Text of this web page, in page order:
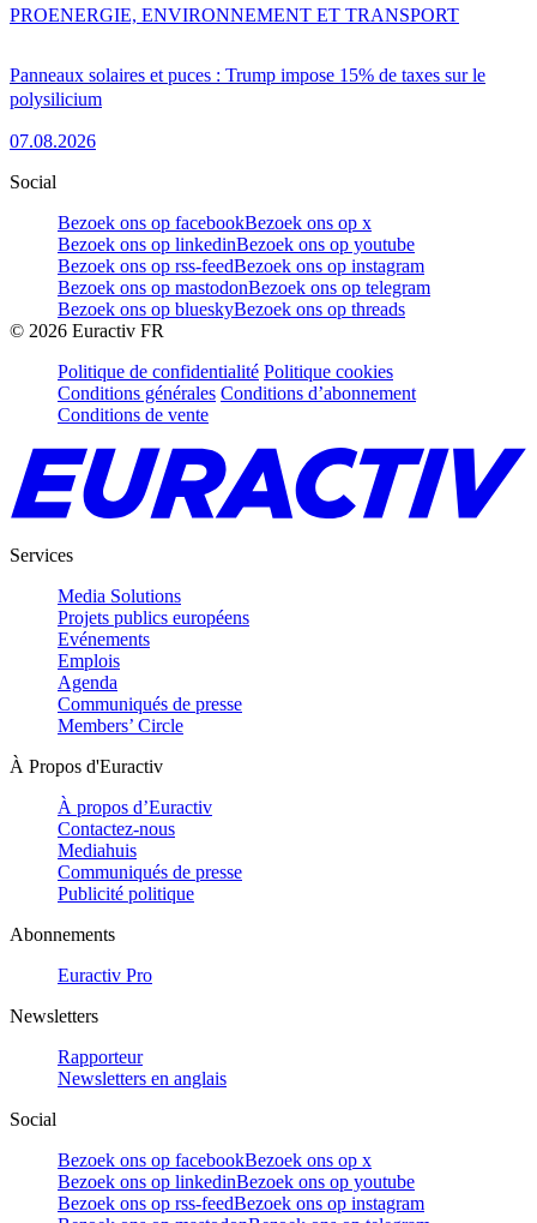
Panneaux solaires et puces : Trump impose 15% de taxes sur le
polysilicium
07.08.2026
PROENERGIE, ENVIRONNEMENT ET TRANSPORT
Social
Bezoek ons op facebookBezoek ons op x
Bezoek ons op linkedinBezoek ons op youtube
Bezoek ons op rss-feedBezoek ons op instagram
Bezoek ons op mastodonBezoek ons op telegram
Bezoek ons op blueskyBezoek ons op threads
© 2026 Euractiv FR
Politique de confidentialité Politique cookies
Conditions générales Conditions d’abonnement
Conditions de vente
Services
Media Solutions
Projets publics européens
Evénements
Emplois
Agenda
Communiqués de presse
Members’ Circle
À Propos d'Euractiv
À propos d’Euractiv
Contactez-nous
Mediahuis
Communiqués de presse
Publicité politique
Abonnements
Euractiv Pro
Newsletters
Rapporteur
Newsletters en anglais
Social
Bezoek ons op facebookBezoek ons op x
Bezoek ons op linkedinBezoek ons op youtube
Bezoek ons op rss-feedBezoek ons op instagram